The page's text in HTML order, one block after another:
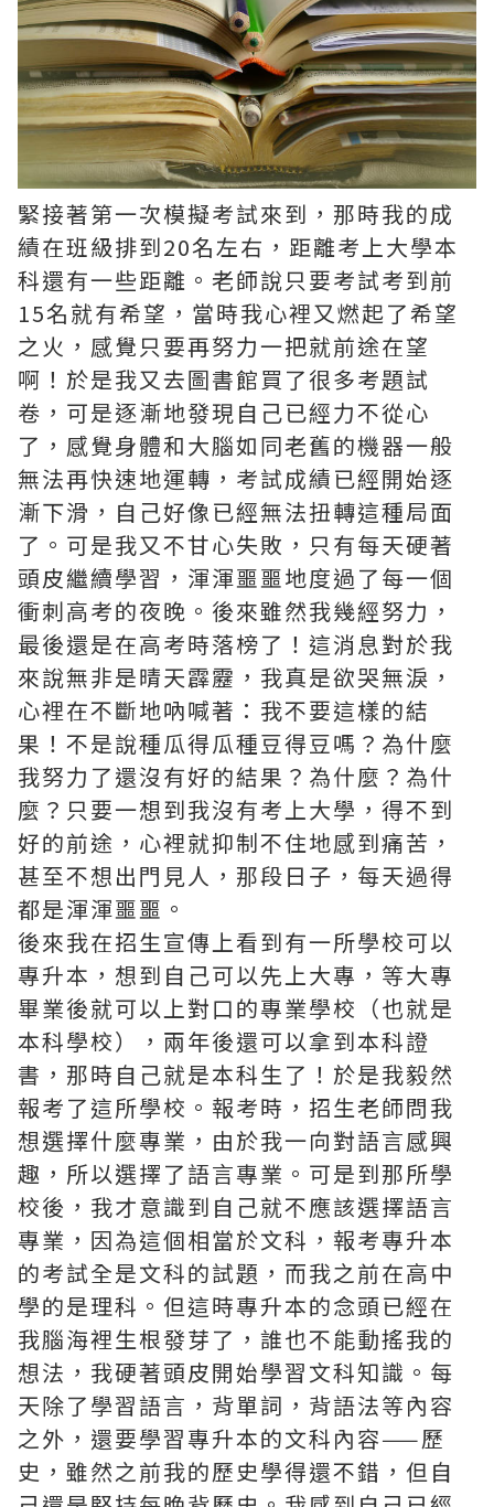
緊接著第一次模擬考試來到，那時我的成
績在班級排到20名左右，距離考上大學本
科還有一些距離。老師說只要考試考到前
15名就有希望，當時我心裡又燃起了希望
之火，感覺只要再努力一把就前途在望
啊！於是我又去圖書館買了很多考題試
卷，可是逐漸地發現自己已經力不從心
了，感覺身體和大腦如同老舊的機器一般
無法再快速地運轉，考試成績已經開始逐
漸下滑，自己好像已經無法扭轉這種局面
了。可是我又不甘心失敗，只有每天硬著
頭皮繼續學習，渾渾噩噩地度過了每一個
衝刺高考的夜晚。後來雖然我幾經努力，
最後還是在高考時落榜了！這消息對於我
來說無非是晴天霹靂，我真是欲哭無淚，
心裡在不斷地吶喊著：我不要這樣的結
果！不是說種瓜得瓜種豆得豆嗎？為什麼
我努力了還沒有好的結果？為什麼？為什
麼？只要一想到我沒有考上大學，得不到
好的前途，心裡就抑制不住地感到痛苦，
甚至不想出門見人，那段日子，每天過得
都是渾渾噩噩。
後來我在招生宣傳上看到有一所學校可以
專升本，想到自己可以先上大專，等大專
畢業後就可以上對口的專業學校（也就是
本科學校），兩年後還可以拿到本科證
書，那時自己就是本科生了！於是我毅然
報考了這所學校。報考時，招生老師問我
想選擇什麼專業，由於我一向對語言感興
趣，所以選擇了語言專業。可是到那所學
校後，我才意識到自己就不應該選擇語言
專業，因為這個相當於文科，報考專升本
的考試全是文科的試題，而我之前在高中
學的是理科。但這時專升本的念頭已經在
我腦海裡生根發芽了，誰也不能動搖我的
想法，我硬著頭皮開始學習文科知識。每
天除了學習語言，背單詞，背語法等內容
之外，還要學習專升本的文科內容——歷
史，雖然之前我的歷史學得還不錯，但自